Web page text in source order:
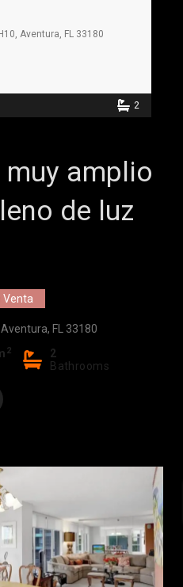
Aventura, FL 33180
2
amplio
de luz
Venta
FL 33180
2
2
Bathrooms